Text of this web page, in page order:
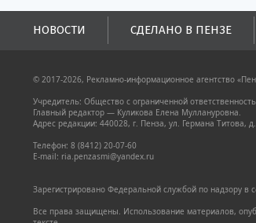
НОВОСТИ СДЕЛАНО В ПЕНЗЕ
© 2017-2026, Рекламно-информационное агентство
Учредитель: Общество с ограниченной
Главный редактор — Куликова Елена Муллануровна.
Адрес редакции: 440028, г. Пенза, ул. Германа Титова, д.
Телефон: 8 (8412) 20-07-60
E-mail: ria.penzasmi@yandex.ru
Зарегистрировано Федеральной службой по надзору
Все права защищены. Использование материалов,